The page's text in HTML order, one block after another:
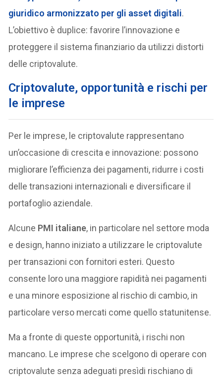
giuridico armonizzato per gli asset digitali.
L’obiettivo è duplice: favorire l’innovazione e
proteggere il sistema finanziario da utilizzi distorti
delle criptovalute.
Criptovalute, opportunità e rischi per
le imprese
Per le imprese, le criptovalute rappresentano
un’occasione di crescita e innovazione: possono
migliorare l’efficienza dei pagamenti, ridurre i costi
delle transazioni internazionali e diversificare il
portafoglio aziendale.
Alcune PMI italiane, in particolare nel settore moda
e design, hanno iniziato a utilizzare le criptovalute
per transazioni con fornitori esteri. Questo
consente loro una maggiore rapidità nei pagamenti
e una minore esposizione al rischio di cambio, in
particolare verso mercati come quello statunitense.
Ma a fronte di queste opportunità, i rischi non
mancano. Le imprese che scelgono di operare con
criptovalute senza adeguati presìdi rischiano di